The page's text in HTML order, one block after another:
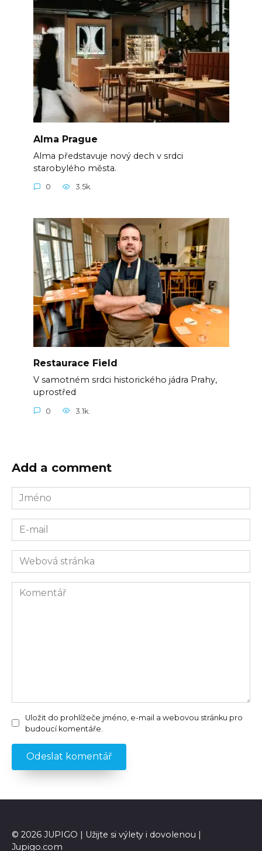
Alma Prague
Alma představuje nový dech v srdci
starobylého města.
0 3.5k.
Restaurace Field
V samotném srdci historického jádra Prahy,
uprostřed
0 3.1k.
Add a comment
Jméno
E-
mail
Webová
stránka
Komentář
Uložit do prohlížeče jméno, e-mail a webovou stránku pro
budoucí komentáře.
© 2026 JUPIGO | Užijte si výlety i dovolenou |
Jupigo.com